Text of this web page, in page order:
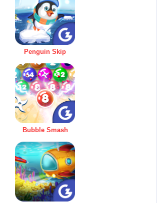
Penguin Skip
Bubble Smash